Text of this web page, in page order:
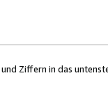
Ziffern in das